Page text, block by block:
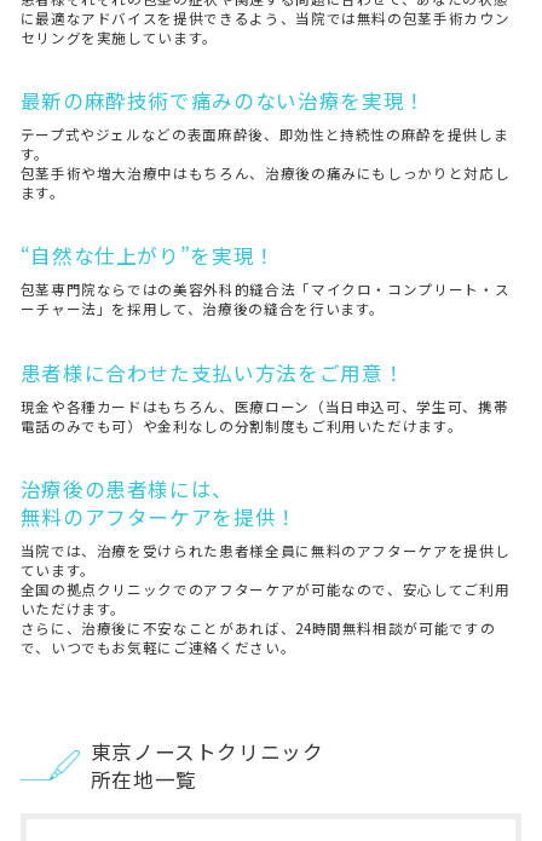
に最適なアドバイスを提供できるよう、当院では無料の包茎手術カウン
セリングを実施しています。
最新の麻酔技術で痛みのない治療を実現！
テープ式やジェルなどの表面麻酔後、即効性と持続性の麻酔を提供しま
す。
包茎手術や増大治療中はもちろん、治療後の痛みにもしっかりと対応し
ます。
“自然な仕上がり”を実現！
包茎専門院ならではの美容外科的縫合法「マイクロ・コンプリート・ス
ーチャー法」を採用して、治療後の縫合を行います。
患者様に合わせた支払い方法をご用意！
現金や各種カードはもちろん、医療ローン（当日申込可、学生可、携帯
電話のみでも可）や金利なしの分割制度もご利用いただけます。
治療後の患者様には、
無料のアフターケアを提供！
当院では、治療を受けられた患者様全員に無料のアフターケアを提供し
ています。
全国の拠点クリニックでのアフターケアが可能なので、安心してご利用
いただけます。
さらに、治療後に不安なことがあれば、24時間無料相談が可能ですの
で、いつでもお気軽にご連絡ください。
東京ノーストクリニック
所在地一覧